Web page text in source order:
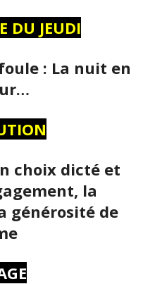
DU JEUDI
: La nuit en
choix dicté et
la
générosité de